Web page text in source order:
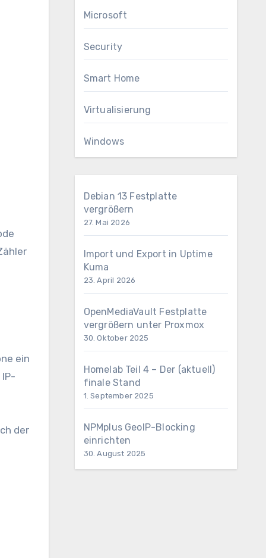
ein
der
Microsoft
Security
Smart Home
Virtualisierung
Windows
Debian 13 Festplatte
vergrößern
27. Mai 2026
Import und Export in Uptime
Kuma
23. April 2026
OpenMediaVault Festplatte
vergrößern unter Proxmox
30. Oktober 2025
Homelab Teil 4 – Der (aktuell)
finale Stand
1. September 2025
NPMplus GeoIP-Blocking
einrichten
30. August 2025